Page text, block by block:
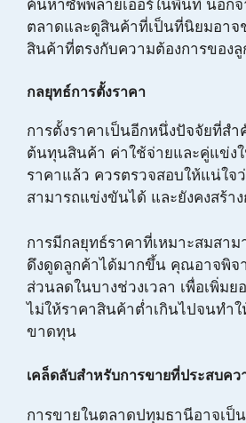
ค้นหาซัพพลายเออร์ในพื้นที่ นอกจ
ตลาดและดูสินค้าที่เป็นที่นิยมอาจ
สินค้าที่ตรงกับความต้องการของ
กลยุทธ์การตั้งราคา
การตั้งราคาเป็นอีกหนึ่งปัจจัยที่ส
ต้นทุนสินค้า ค่าใช้จ่ายและคู่แข่ง
ราคาแล้ว ควรตรวจสอบให้แน่ใจ
สามารถแข่งขันได้ และยังคงสร้า
การมีกลยุทธ์ราคาที่เหมาะสมสา
ดึงดูดลูกค้าได้มากขึ้น คุณอาจพิจ
ส่วนลดในบางช่วงเวลา เพื่อเพิ่มย
ไม่ให้ราคาสินค้าต่ำเกินไปจนทำ
ขาดทุน
เคล็ดลับสำหรับการขายที่ประสบคว
การขายในตลาดปทุมธานีอาจเป็